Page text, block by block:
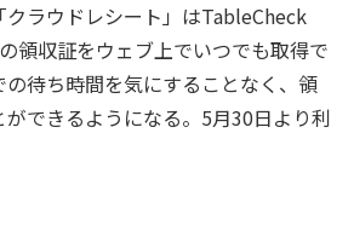
ラウドレシート」はTableCheck
領収証をウェブ上でいつでも取得で
待ち時間を気にすることなく、領
できるようになる。5月30日より利